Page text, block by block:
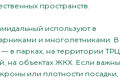
пространств.
используют в
и многолетниками. В
в парках, на территории ТРЦ
на объектах ЖКХ. Если важны
или плотности посадки,